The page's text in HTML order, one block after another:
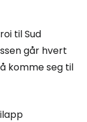
til Sud
går hvert
komme seg til